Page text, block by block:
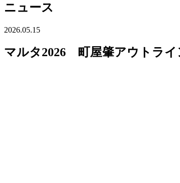
ニュース
2026.05.15
マルタ2026 町屋肇アウトライ